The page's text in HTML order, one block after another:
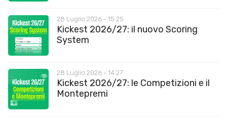
28 Luglio 2026 - 15:25
Kickest 2026/27: il nuovo Scoring
System
28 Luglio 2026 - 14:27
Kickest 2026/27: le Competizioni e il
Montepremi